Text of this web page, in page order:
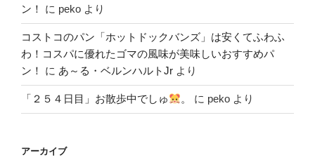
ン！
に peko より
コストコのパン「ホットドックバンズ」は安くてふわふ
わ！コスパに優れたゴマの風味が美味しいおすすめパ
ン！
に あ～る・ベルンハルトJr より
「２５４日目」お散歩中でしゅ 。 に peko より
アーカイブ